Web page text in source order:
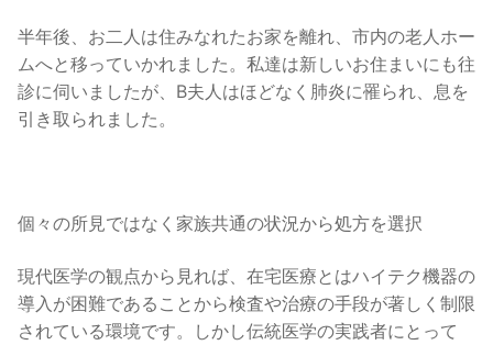
半年後、お二人は住みなれたお家を離れ、市内の老人ホー
ムへと移っていかれました。私達は新しいお住まいにも往
診に伺いましたが、B夫人はほどなく肺炎に罹られ、息を
引き取られました。
個々の所見ではなく家族共通の状況から処方を選択
現代医学の観点から見れば、在宅医療とはハイテク機器の
導入が困難であることから検査や治療の手段が著しく制限
されている環境です。しかし伝統医学の実践者にとって